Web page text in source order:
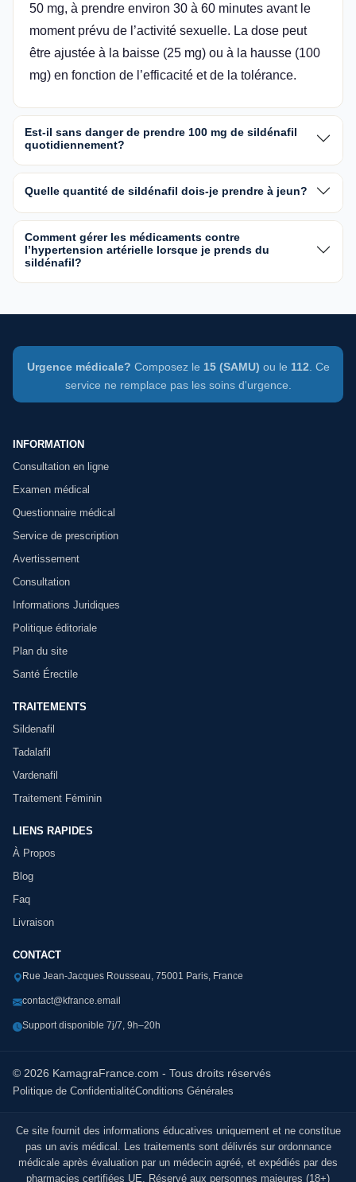
50 mg, à prendre environ 30 à 60 minutes avant le
moment prévu de l’activité sexuelle. La dose peut
être ajustée à la baisse (25 mg) ou à la hausse (100
mg) en fonction de l’efficacité et de la tolérance.
Est-il sans danger de prendre 100 mg de sildénafil
quotidiennement?
Quelle quantité de sildénafil dois-je prendre à jeun?
Comment gérer les médicaments contre
l’hypertension artérielle lorsque je prends du
sildénafil?
Urgence médicale? Composez le 15 (SAMU) ou le 112 . Ce
service ne remplace pas les soins d'urgence.
INFORMATION
Consultation en ligne
Examen médical
Questionnaire médical
Service de prescription
Avertissement
Consultation
Informations Juridiques
Politique éditoriale
Plan du site
Santé Érectile
TRAITEMENTS
Sildenafil
Tadalafil
Vardenafil
Traitement Féminin
LIENS RAPIDES
À Propos
Blog
Faq
Livraison
CONTACT
Rue Jean-Jacques Rousseau, 75001 Paris, France
contact@kfrance.email
Support disponible 7j/7, 9h–20h
© 2026 KamagraFrance.com - Tous droits réservés
Politique de ConfidentialitéConditions Générales
Ce site fournit des informations éducatives uniquement et ne constitue
pas un avis médical. Les traitements sont délivrés sur ordonnance
médicale après évaluation par un médecin agréé, et expédiés par des
pharmacies certifiées UE. Réservé aux personnes majeures (18+)